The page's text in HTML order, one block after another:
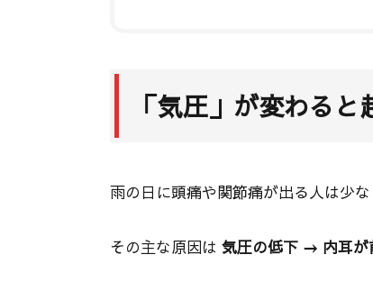
「気圧」が変わる
雨の日に頭痛や関節痛が出る人は少な
その主な原因は 気圧の低下 → 内耳